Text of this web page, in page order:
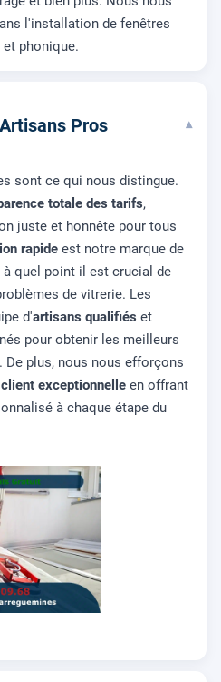
l'installation de fenêtres
phonique.
Pros ▾
sont ce qui nous distingue.
totale des tarifs,
juste et honnête pour tous
rapide est notre marque de
quel point il est crucial de
de vitrerie. Les
d'artisans qualifiés et
pour obtenir les meilleurs
plus, nous nous efforçons
exceptionnelle en offrant
à chaque étape du